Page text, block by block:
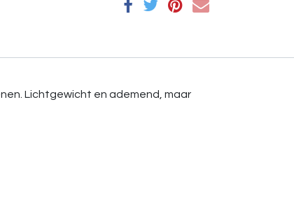
Lichtgewicht en ademend, maar